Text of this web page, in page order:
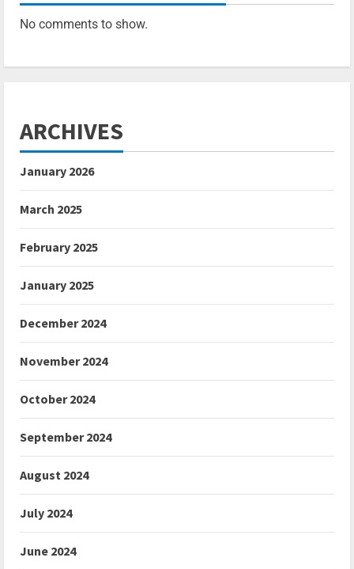
No comments to show.
ARCHIVES
January 2026
March 2025
February 2025
January 2025
December 2024
November 2024
October 2024
September 2024
August 2024
July 2024
June 2024